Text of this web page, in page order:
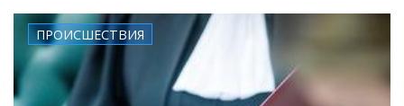
ПРОИСШЕСТВИЯ